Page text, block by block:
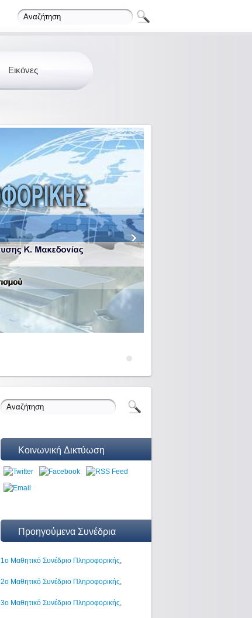
Εικόνες
Κοινωνική Δικτύωση
Προηγούμενα Συνέδρια
1ο Μαθητικό Συνέδριο Πληροφορικής,
2ο Μαθητικό Συνέδριο Πληροφορικής,
3ο Μαθητικό Συνέδριο Πληροφορικής,